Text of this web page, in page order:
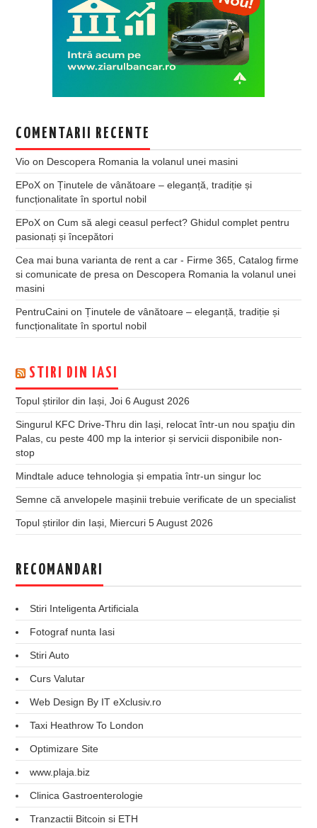
COMENTARII RECENTE
Vio on Descopera Romania la volanul unei masini
EPoX onȚinutele de vânătoare – eleganță, tradiție și
funcționalitate în sportul nobil
EPoX onCum să alegi ceasul perfect? Ghidul complet pentru
pasionați și începători
Cea mai buna varianta de rent a car - Firme 365, Catalog firme
si comunicate de presa on Descopera Romania la volanul unei
masini
PentruCaini onȚinutele de vânătoare – eleganță, tradiție și
funcționalitate în sportul nobil
STIRI DIN IASI
Topul știrilor din Iași, Joi 6 August 2026
Singurul KFC Drive-Thru din Iași, relocat într-un nou spaţiu din
Palas, cu peste 400 mp la interior și servicii disponibile non-
stop
Mindtale aduce tehnologia și empatia într-un singur loc
Semne că anvelopele mașinii trebuie verificate de un specialist
Topul știrilor din Iași, Miercuri 5 August 2026
RECOMANDARI
Stiri Inteligenta Artificiala
Fotograf nunta Iasi
Stiri Auto
Curs Valutar
Web Design By IT eXclusiv.ro
Taxi Heathrow To London
Optimizare Site
www.plaja.biz
Clinica Gastroenterologie
Tranzactii Bitcoin si ETH